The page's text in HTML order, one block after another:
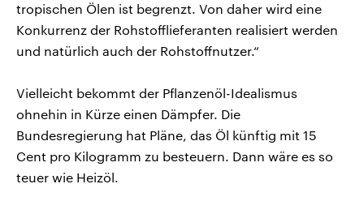
tropischen Ölen ist begrenzt. Von daher wird eine
Konkurrenz der Rohstofflieferanten realisiert werden
und natürlich auch der Rohstoffnutzer.“
Vielleicht bekommt der Pflanzenöl-Idealismus
ohnehin in Kürze einen Dämpfer. Die
Bundesregierung hat Pläne, das Öl künftig mit 15
Cent pro Kilogramm zu besteuern. Dann wäre es so
teuer wie Heizöl.